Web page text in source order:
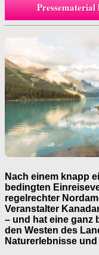
Nach einem knapp
bedingten
regelrechter
Veranstalter
– und hat eine ganz
den Westen des
Naturerlebnisse